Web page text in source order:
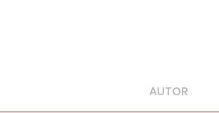
AUTOR